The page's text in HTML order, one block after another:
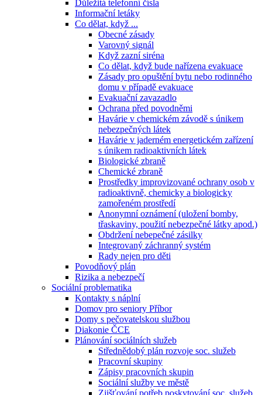
Důležitá telefonní čísla
Informační letáky
Co dělat, když ...
Obecné zásady
Varovný signál
Když zazní siréna
Co dělat, když bude nařízena evakuace
Zásady pro opuštění bytu nebo rodinného
domu v případě evakuace
Evakuační zavazadlo
Ochrana před povodněmi
Havárie v chemickém závodě s únikem
nebezpečných látek
Havárie v jaderném energetickém zařízení
s únikem radioaktivních látek
Biologické zbraně
Chemické zbraně
Prostředky improvizované ochrany osob v
radioaktivně, chemicky a biologicky
zamořeném prostředí
Anonymní oznámení (uložení bomby,
třaskaviny, použití nebezpečné látky apod.)
Obdržení nebepečné zásilky
Integrovaný záchranný systém
Rady nejen pro děti
Povodňový plán
Rizika a nebezpečí
Sociální problematika
Kontakty s náplní
Domov pro seniory Příbor
Domy s pečovatelskou službou
Diakonie ČCE
Plánování sociálních služeb
Střednědobý plán rozvoje soc. služeb
Pracovní skupiny
Zápisy pracovních skupin
Sociální služby ve městě
Zjišťování potřeb poskytování soc. služeb